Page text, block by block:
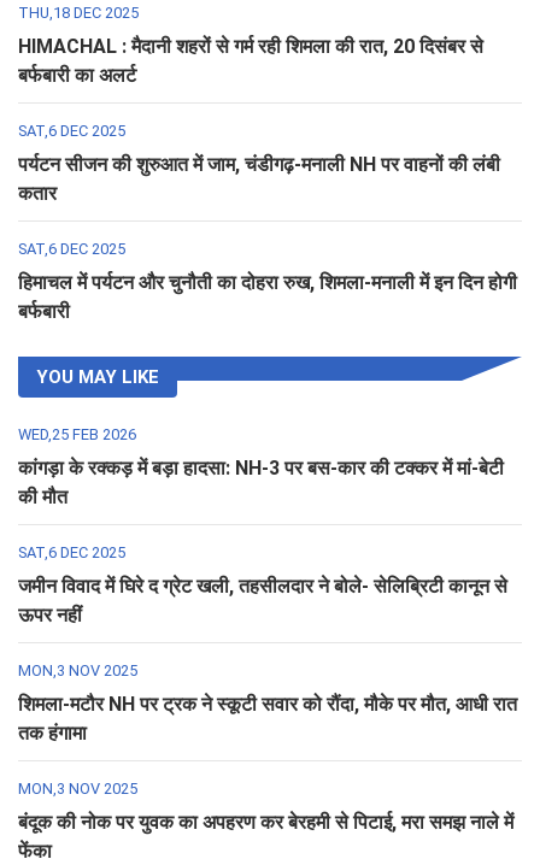
THU,18 DEC 2025
HIMACHAL : मैदानी शहरों से गर्म रही शिमला की रात, 20 दिसंबर से
बर्फबारी का अलर्ट
SAT,6 DEC 2025
पर्यटन सीजन की शुरुआत में जाम, चंडीगढ़-मनाली NH पर वाहनों की लंबी
कतार
SAT,6 DEC 2025
हिमाचल में पर्यटन और चुनौती का दोहरा रुख, शिमला-मनाली में इन दिन होगी
बर्फबारी
YOU MAY LIKE
WED,25 FEB 2026
कांगड़ा के रक्कड़ में बड़ा हादसा: NH-3 पर बस-कार की टक्कर में मां-बेटी
की मौत
SAT,6 DEC 2025
जमीन विवाद में घिरे द ग्रेट खली, तहसीलदार ने बोले- सेलिब्रिटी कानून से
ऊपर नहीं
MON,3 NOV 2025
शिमला-मटौर NH पर ट्रक ने स्कूटी सवार को रौंदा, मौके पर मौत, आधी रात
तक हंगामा
MON,3 NOV 2025
बंदूक की नोक पर युवक का अपहरण कर बेरहमी से पिटाई, मरा समझ नाले में
फेंका